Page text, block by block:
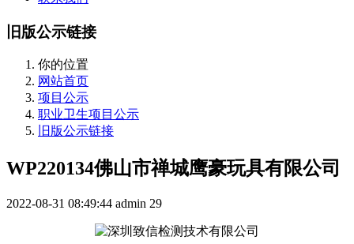
旧版公示链接
你的位置
网站首页
项目公示
职业卫生项目公示
旧版公示链接
WP220134佛山市禅城鹰豪玩具有限公司
2022-08-31 08:49:44 admin 29